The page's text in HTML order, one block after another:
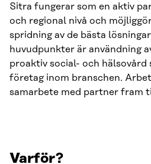
Sitra fungerar som en aktiv
och regional nivå och
spridning av de bästa
huvudpunkter är användning
proaktiv social- och
företag inom branschen.
samarbete med partner fram
Varför?